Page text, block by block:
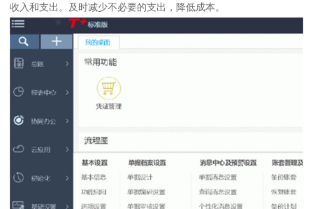
收入和支出。及时减少不必要的支出，降低成本。